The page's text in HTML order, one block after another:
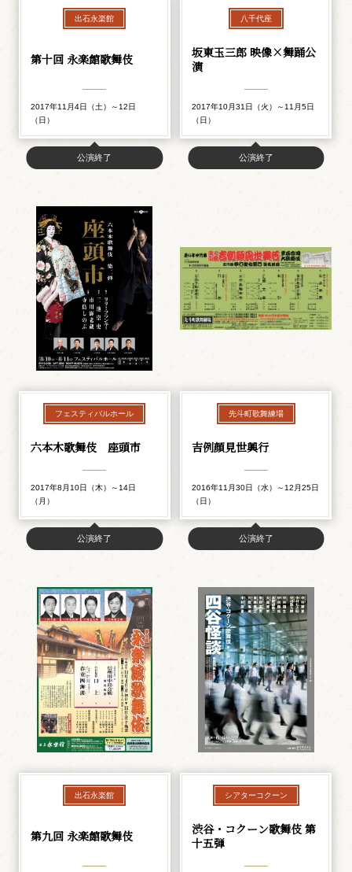
出石永楽館
第十回 永楽館歌舞伎
2017年11月4日（土）～12日
（日）
公演終了
八千代座
坂東玉三郎 映像×舞踊公
演
2017年10月31日（火）～11月5日
（日）
公演終了
フェスティバルホール
六本木歌舞伎 座頭市
2017年8月10日（木）～14日
（月）
公演終了
先斗町歌舞練場
吉例顔見世興行
2016年11月30日（水）～12月25日
（日）
公演終了
出石永楽館
第九回 永楽館歌舞伎
シアターコクーン
渋谷・コクーン歌舞伎 第
十五弾